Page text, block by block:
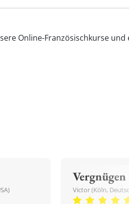
Online-Französischkurse und
Vergnügen
Victor (Köln,